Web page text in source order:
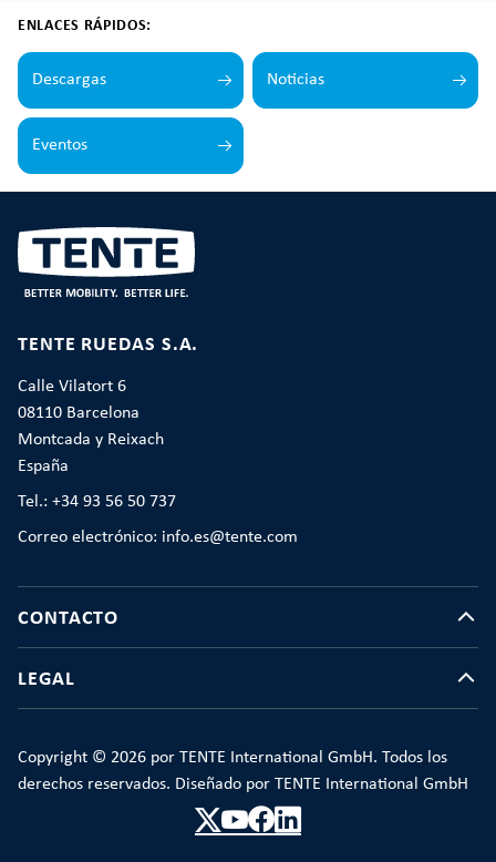
ENLACES RÁPIDOS:
Descargas Noticias
Eventos
TENTE RUEDAS S.A.
Calle Vilatort 6
08110 Barcelona
Montcada y Reixach
España
Tel.: +34 93 56 50 737
Correo electrónico: info.es@tente.com
CONTACTO
LEGAL
Copyright © 2026 por TENTE International GmbH. Todos los
derechos reservados. Diseñado por TENTE International GmbH